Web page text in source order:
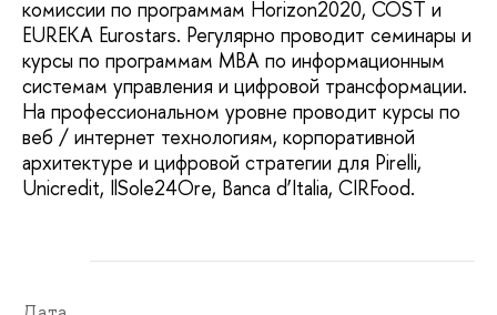
комиссии по программам Horizon2020, COST и
EUREKA Eurostars. Регулярно проводит семинары и
курсы по программам MBA по информационным
системам управления и цифровой трансформации.
На профессиональном уровне проводит курсы по
веб / интернет технологиям, корпоративной
архитектуре и цифровой стратегии для Pirelli,
Unicredit, IlSole24Ore, Banca d’Italia, CIRFood.